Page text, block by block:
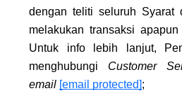
dengan teliti seluruh Syarat
melakukan transaksi
Untuk info lebih lanjut,
menghubungi Customer
email [email protected];